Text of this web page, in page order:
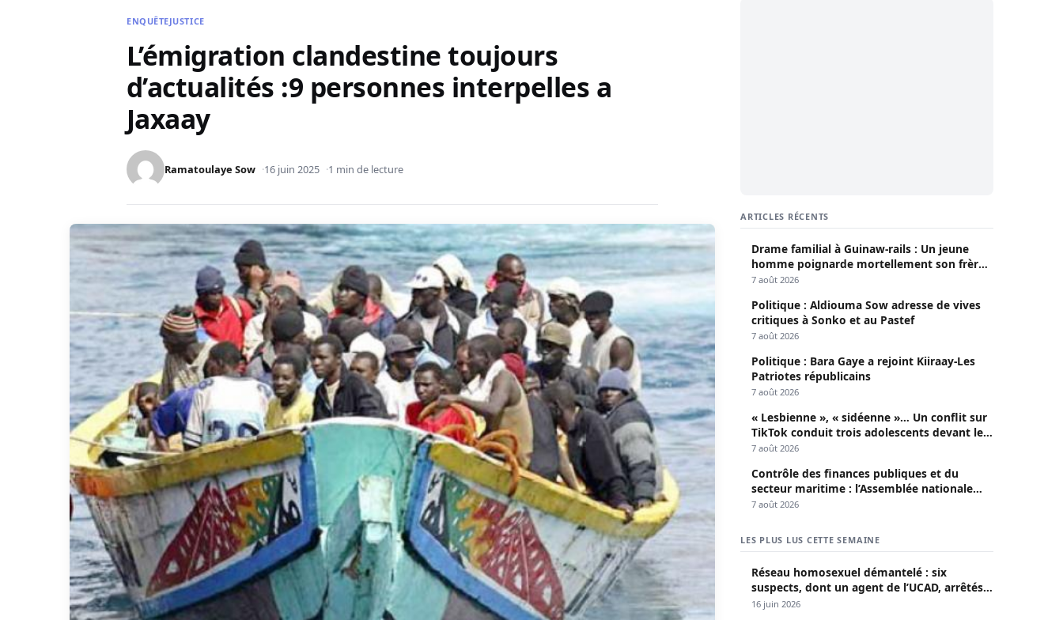
ENQUÊTEJUSTICE
L’émigration clandestine toujours
d’actualités :9 personnes interpelles a
Jaxaay
Ramatoulaye Sow 16 juin 2025 1 min de lecture
ARTICLES RÉCENTS
Drame familial à Guinaw-rails : Un jeune
homme poignarde mortellement son frère
aîné
7 août 2026
Politique : Aldiouma Sow adresse de vives
critiques à Sonko et au Pastef
7 août 2026
Politique : Bara Gaye a rejoint Kiiraay-Les
Patriotes républicains
7 août 2026
« Lesbienne », « sidéenne »… Un conflit sur
TikTok conduit trois adolescents devant le
parquet
7 août 2026
Contrôle des finances publiques et du
secteur maritime : l’Assemblée nationale
convoque une session extraordinaire
7 août 2026
LES PLUS LUS CETTE SEMAINE
Réseau homosexuel démantelé : six
suspects, dont un agent de l’UCAD, arrêtés à
Keur Massar ; l’un avoue avoir propagé le
16 juin 2026